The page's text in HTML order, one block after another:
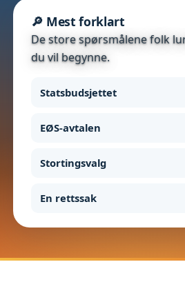
🔎 Mest forklart
De store spørsmålene folk
du vil begynne.
Statsbudsjettet
EØS-avtalen
Stortingsvalg
En rettssak